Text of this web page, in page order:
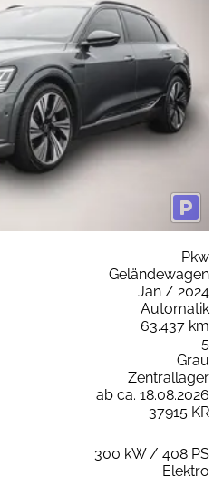
Pkw
Geländewagen
Jan / 2024
Automatik
63.437 km
5
Grau
Zentrallager
ab ca. 18.08.2026
37915 KR
300 kW / 408 PS
Elektro